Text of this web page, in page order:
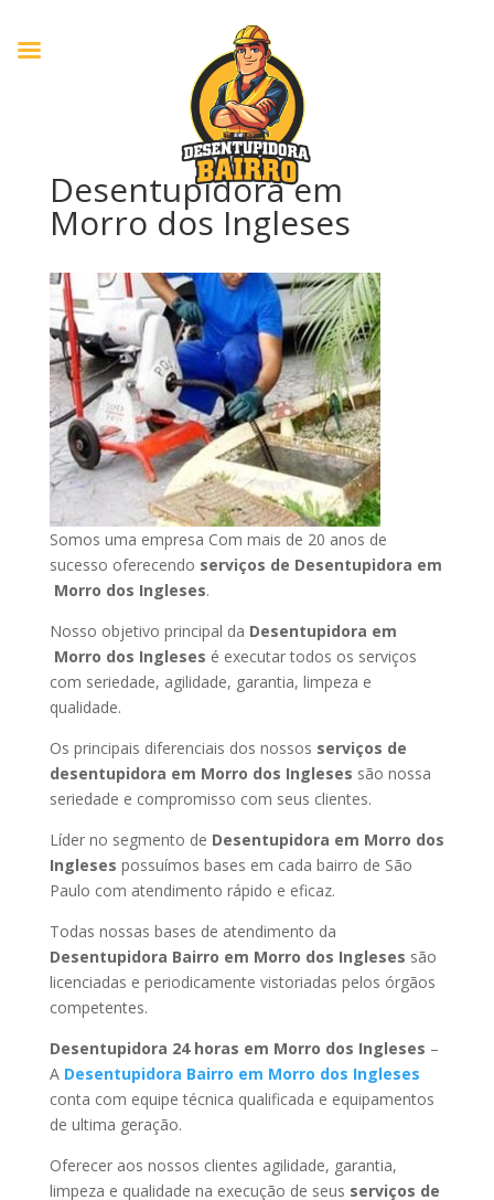
Desentupidora em
Morro dos Ingleses
Somos uma empresa Com mais de 20 anos de
sucesso oferecendo serviços de Desentupidora em
Morro dos Ingleses.
Nosso objetivo principal da Desentupidora em
Morro dos Ingleses é executar todos os serviços
com seriedade, agilidade, garantia, limpeza e
qualidade.
Os principais diferenciais dos nossos serviços de
desentupidora em Morro dos Ingleses são nossa
seriedade e compromisso com seus clientes.
Líder no segmento de Desentupidora em Morro dos
Ingleses possuímos bases em cada bairro de São
Paulo com atendimento rápido e eficaz.
Todas nossas bases de atendimento da
Desentupidora Bairro em Morro dos Ingleses são
licenciadas e periodicamente vistoriadas pelos órgãos
competentes.
Desentupidora 24 horas em Morro dos Ingleses –
A Desentupidora Bairro em Morro dos Ingleses
conta com equipe técnica qualificada e equipamentos
de ultima geração.
Oferecer aos nossos clientes agilidade, garantia,
limpeza e qualidade na execução de seus serviços de